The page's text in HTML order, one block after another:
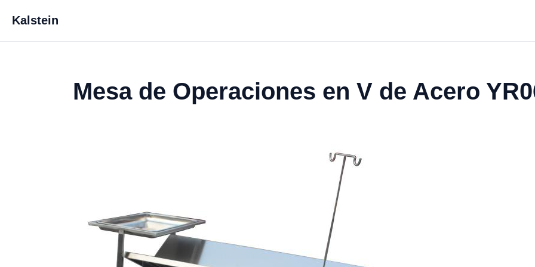
Kalstein
Mesa de Operaciones en V de Acero